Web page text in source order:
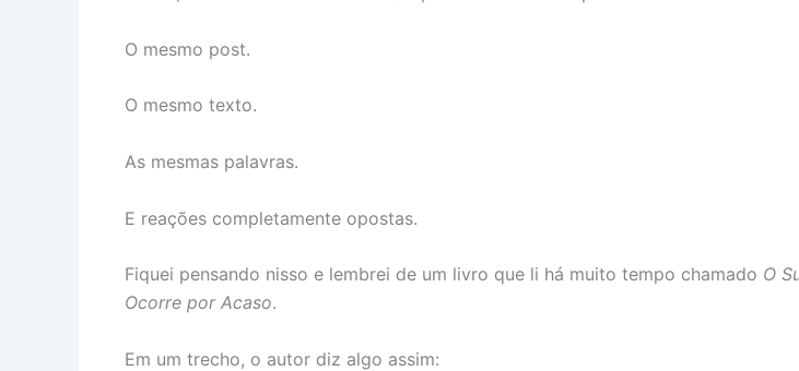
O mesmo post.
O mesmo texto.
As mesmas palavras.
E reações completamente opostas.
Fiquei pensando nisso e lembrei de um livro que li há muito tempo chamado O
Ocorre por Acaso.
Em um trecho, o autor diz algo assim: